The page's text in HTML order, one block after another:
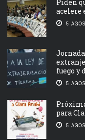
Piden
acelere
5
fuego y
5
para
5